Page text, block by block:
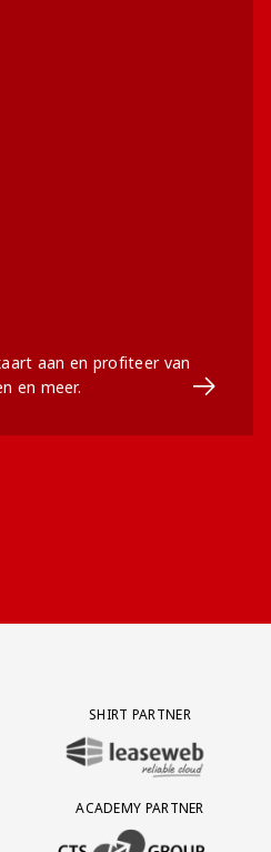
aan en profiteer van
en meer.
Ga naar
PARTNER AFAS SOFTWARE
SHIRT PARTNER
BEZOEK ONZE SHIRT PARTNER
ACADEMY PARTNER
BEZOEK ONZE ACADEMY